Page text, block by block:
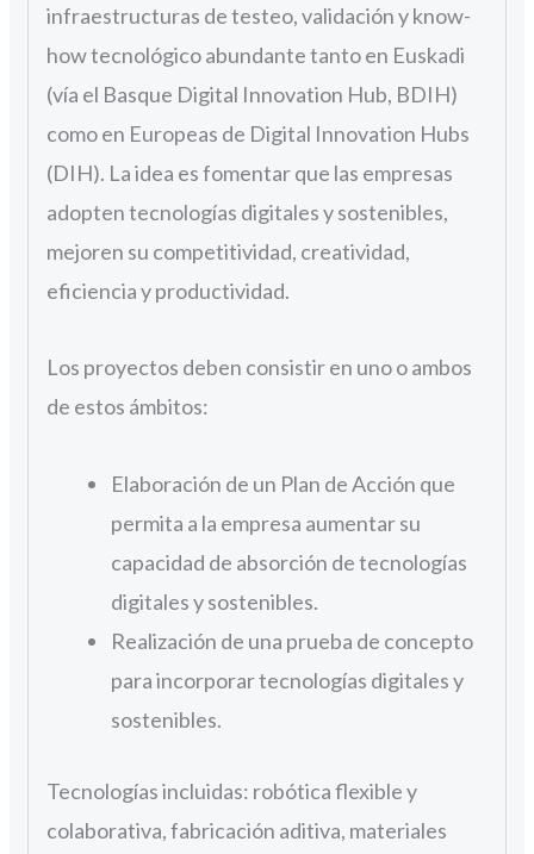
infraestructuras de testeo, validación y know-
how tecnológico abundante tanto en Euskadi
(vía el Basque Digital Innovation Hub, BDIH)
como en Europeas de Digital Innovation Hubs
(DIH). La idea es fomentar que las empresas
adopten tecnologías digitales y sostenibles,
mejoren su competitividad, creatividad,
eficiencia y productividad.
Los proyectos deben consistir en uno o ambos
de estos ámbitos:
Elaboración de un Plan de Acción que
permita a la empresa aumentar su
capacidad de absorción de tecnologías
digitales y sostenibles.
Realización de una prueba de concepto
para incorporar tecnologías digitales y
sostenibles.
Tecnologías incluidas: robótica flexible y
colaborativa, fabricación aditiva, materiales